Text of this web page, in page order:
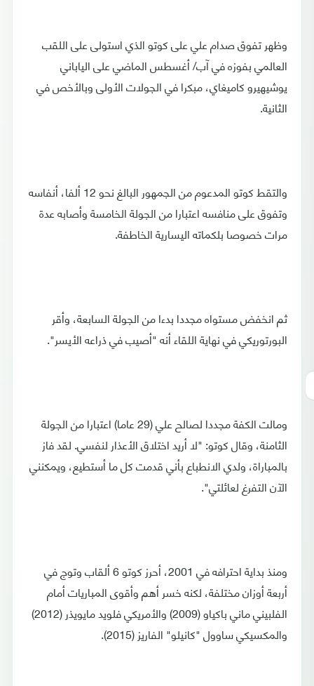
وظهر تفوق صدام علي على كوتو الذي استولى على اللقب
العالمي بفوزه في آب/ أغسطس الماضي على الياباني
يوشيهيرو كاميغاي، مبكرا في الجولات الأولى وبالأخص في
الثانية.
والتقط كوتو المدعوم من الجمهور البالغ نحو 12 ألفا، أنفاسه
وتفوق على منافسه اعتبارا من الجولة الخامسة وأصابه عدة
مرات خصوصا بلكماته اليسارية الخاطفة.
ثم انخفض مستواه مجددا بدءا من الجولة السابعة، وأقر
البورتوريكي في نهاية اللقاء أنه "أصيب في ذراعه الأيسر".
ومالت الكفة مجددا لصالح علي (29 عاما) اعتبارا من الجولة
الثامنة، وقال كوتو: "لا أريد اختلاق الأعذار لنفسي. لقد فاز
بالمباراة، ولدي الانطباع بأني قدمت كل ما أستطيع، ويمكنني
الآن التفرغ لعائلتي".
ومنذ بداية احترافه في 2001، أحرز كوتو 6 ألقاب وتوج في
أربعة أوزان مختلفة، لكنه خسر أهم وأقوى المباريات أمام
الفلبيني ماني باكياو (2009) والأمريكي فلويد مايويذر (2012)
والمكسيكي ساوول "كانيلو" الفاريز (2015).